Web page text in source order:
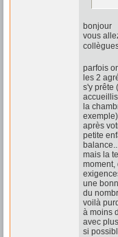
bonjour
vous
parfois
les 2
s'y prête
la
exemple)
après
petite
mais la
moment,
une
du
voilà
à moins
avec
si